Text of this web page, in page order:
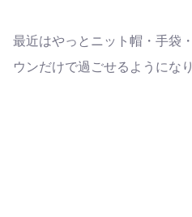
最近はやっとニット帽・手袋
ウンだけで過ごせるようにな